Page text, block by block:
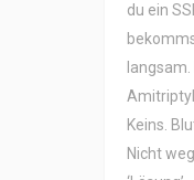
du ein
Keins.
Nicht